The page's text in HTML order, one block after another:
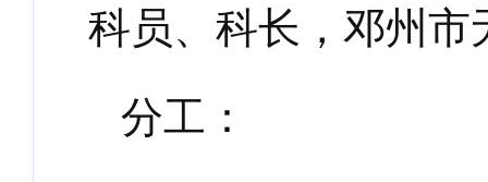
科员、科长，邓州
分工：